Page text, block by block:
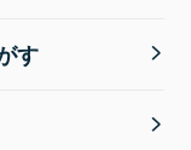
す